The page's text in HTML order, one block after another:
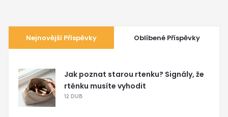
Nejnovější Příspěvky Oblíbené Příspěvky
Jak poznat starou rtenku? Signály, že
rtěnku musíte vyhodit
12 DUB